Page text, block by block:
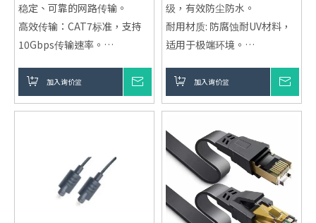
稳定、可靠的网路传输。
高效传输：CAT7标准，支持
10Gbps传输速率。
抵抗电磁干扰，保证数据流
畅。
客制化服务：根据客户需求提
供定制服务，完美匹配各种应
加入询价篮
级，有效防尘防水。
耐用材质: 防腐蚀耐UV材料，
适用于极端环境。
湿或多尘环境下都能稳定运
行。
损，延长设备使用寿命。
加入询价篮